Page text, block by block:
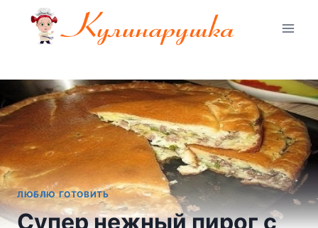
Перейти
содержимому
ЛЮБЛЮ ГОТОВИТЬ
Супер нежный пирог с